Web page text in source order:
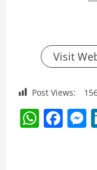
Visit
Post Views: